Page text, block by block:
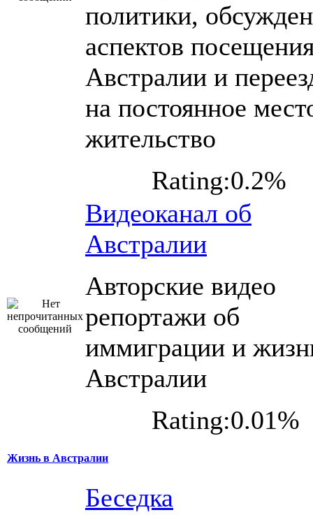
политики,
аспектов
Австралии и
на постоянное
жительство
Rating:0.2%
Видеоканал об
Австралии
Авторские видео
репортажи об
иммиграции и
Австралии
Rating:0.01%
Жизнь в Австралии
Беседка